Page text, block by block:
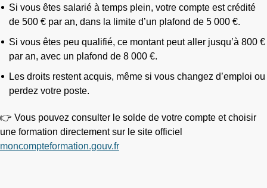
Si vous êtes salarié à temps plein, votre compte est crédité
de 500 € par an, dans la limite d’un plafond de 5 000 €.
Si vous êtes peu qualifié, ce montant peut aller jusqu’à 800 €
par an, avec un plafond de 8 000 €.
Les droits restent acquis, même si vous changez d’emploi ou
perdez votre poste.
👉 Vous pouvez consulter le solde de votre compte et choisir
une formation directement sur le site officiel
moncompteformation.gouv.fr